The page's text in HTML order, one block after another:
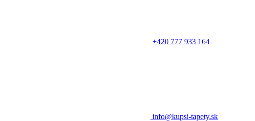
+420 777 933 164
info@kupsi-tapety.sk